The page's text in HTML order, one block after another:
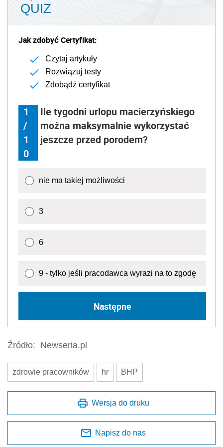
QUIZ
Jak zdobyć Certyfikat:
Czytaj artykuły
Rozwiązuj testy
Zdobądź certyfikat
1
/
1
0
Ile tygodni urlopu macierzyńskiego
można maksymalnie wykorzystać
jeszcze przed porodem?
nie ma takiej możliwości
3
6
9 - tylko jeśli pracodawca wyrazi na to zgodę
Następne
Źródło: Newseria.pl
zdrowie pracowników hr BHP
Wersja do druku
Napisz do nas